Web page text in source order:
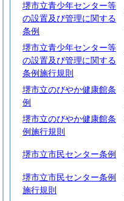
堺市立青少年センター等
の設置及び管理に関する
条例
堺市立青少年センター等
の設置及び管理に関する
条例施行規則
堺市立のびやか健康館条
例
堺市立のびやか健康館条
例施行規則
堺市立市民センター条例
堺市立市民センター条例
施行規則